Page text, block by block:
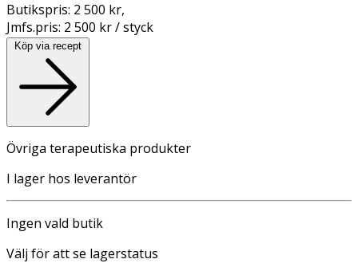
Butikspris: 2 500 kr,
Jmfs.pris: 2 500 kr / styck
Köp via recept
Övriga terapeutiska produkter
I lager hos leverantör
Ingen vald butik
Välj för att se lagerstatus